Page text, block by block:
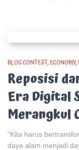
BLOG CONTEST ECONOMY
Reposisi
Era Digital
Merangkul
“Kita harus
daya alam menjadi